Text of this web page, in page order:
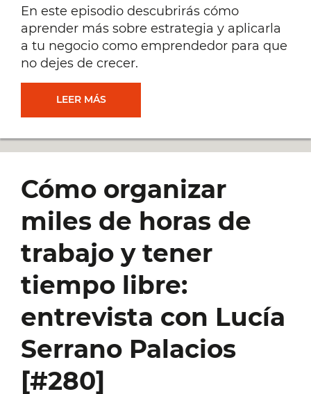
En este episodio descubrirás cómo
aprender más sobre estrategia y aplicarla
a tu negocio como emprendedor para que
no dejes de crecer.
LEER MÁSESTRATEGIAS
PARA
ENTREVISTA
SANTIAGO
Cómo organizar
miles de horas de
trabajo y tener
tiempo libre:
entrevista con Lucía
Serrano Palacios
[#280]